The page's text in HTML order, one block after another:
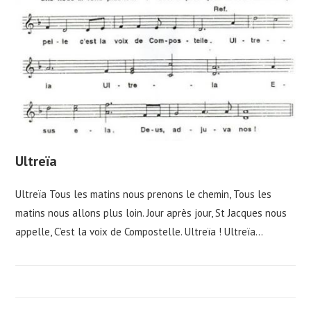
Ultreïa
Ultreïa Tous les matins nous prenons le chemin, Tous les
matins nous allons plus loin. Jour après jour, St Jacques nous
appelle, C’est la voix de Compostelle. Ultreïa ! Ultreïa…